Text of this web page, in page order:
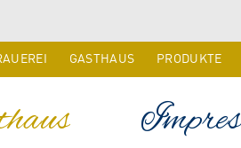
GASTHAUS PRODUKTE